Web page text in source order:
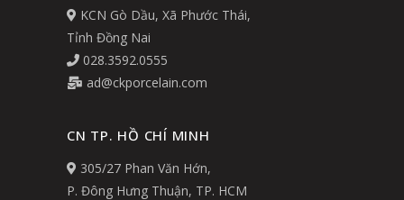
KCN Gò Dầu, Xã Phước Thái,
Tỉnh Đồng Nai
028.3592.0555
ad@ckporcelain.com
CN TP. HỒ CHÍ MINH
305/27 Phan Văn Hớn,
P. Đông Hưng Thuận, TP. HCM